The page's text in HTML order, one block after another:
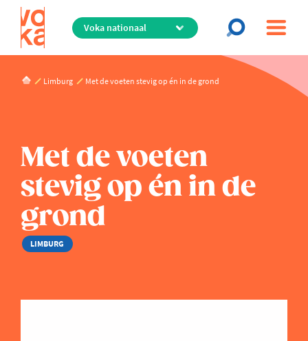
Overslaan
de
inhoud
Limburg Met de voeten stevig op én in de grond
Met de voeten
stevig op én in de
grond
LIMBURG